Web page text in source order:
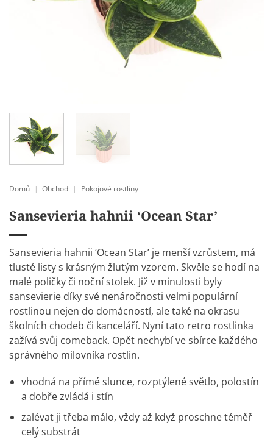
Domů | Obchod | Pokojové rostliny
Sansevieria hahnii ‘Ocean Star’
Sansevieria hahnii ‘Ocean Star’ je menší vzrůstem, má
tlusté listy s krásným žlutým vzorem. Skvěle se hodí na
malé poličky či noční stolek. Již v minulosti byly
sansevierie díky své nenáročnosti velmi populární
rostlinou nejen do domácností, ale také na okrasu
školních chodeb či kanceláří. Nyní tato retro rostlinka
zažívá svůj comeback. Opět nechybí ve sbírce každého
správného milovníka rostlin.
vhodná na přímé slunce, rozptýlené světlo, polostín
a dobře zvládá i stín
zalévat ji třeba málo, vždy až když proschne téměř
celý substrát